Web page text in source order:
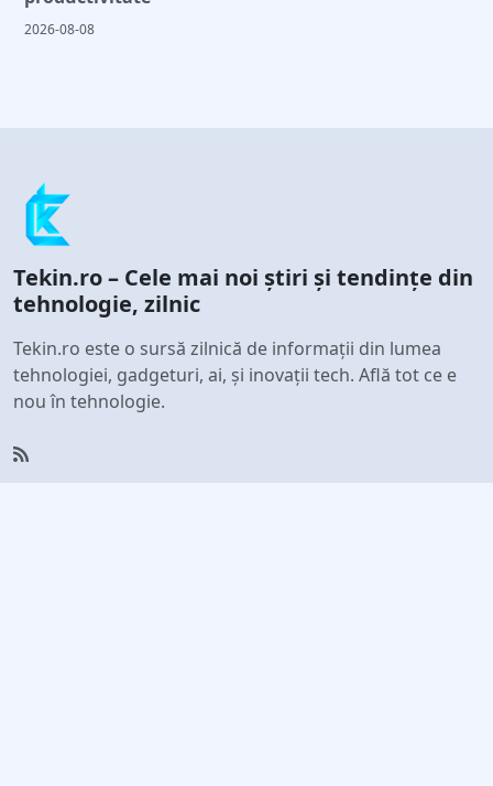
2026-08-08
Tekin.ro – Cele mai noi știri și tendințe din
tehnologie, zilnic
Tekin.ro este o sursă zilnică de informații din lumea
tehnologiei, gadgeturi, ai, și inovații tech. Află tot ce e
nou în tehnologie.